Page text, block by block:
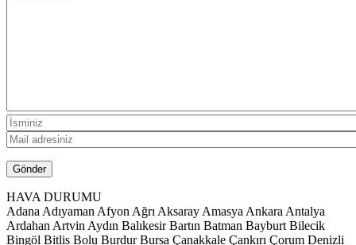
HAVA DURUMU
Adana Adıyaman Afyon Ağrı Aksaray Amasya Ankara Antalya
Ardahan Artvin Aydın Balıkesir Bartın Batman Bayburt Bilecik
Bingöl Bitlis Bolu Burdur Bursa Çanakkale Çankırı Çorum Denizli